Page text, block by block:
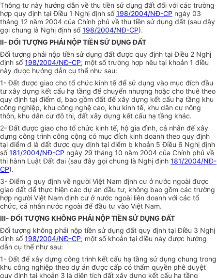
Thông tư này hướng dẫn về thu tiền sử dụng đất đối với các trường
hợp quy định tại Điều 1 Nghị định số198/2004/NĐ-CP ngày 03
tháng 12 năm 2004 của Chính phủ về thu tiền sử dụng đất (sau đây
gọi chung là Nghị định số198/2004/NĐ-CP).
II- ĐỐI TƯỢNG PHẢI NỘP TIỀN SỬ DỤNG ĐẤT
Đối tượng phải nộp tiền sử dụng đất được quy định tại Điều 2 Nghị
định số198/2004/NĐ-CP; một số trường hợp nêu tại khoản 1 điều
này được hướng dẫn cụ thể như sau:
1- Đất được giao cho tổ chức kinh tế để sử dụng vào mục đích đầu
tư xây dựng kết cấu hạ tầng để chuyển nhượng hoặc cho thuê theo
quy định tại điểm d, bao gồm đất để xây dựng kết cấu hạ tầng khu
công nghiệp, khu công nghệ cao, khu kinh tế, khu dân cư nông
thôn, khu dân cư đô thị, đất xây dựng kết cấu hạ tầng khác.
2- Đất được giao cho tổ chức kinh tế, hộ gia đình, cá nhân để xây
dựng công trình công cộng có mục đích kinh doanh theo quy định
tại điểm đ là đất được quy định tại điểm b khoản 5 Điều 6 Nghị định
số181/2004/NĐ-CP ngày 29 tháng 10 năm 2004 của Chính phủ về
thi hành Luật Đất đai (sau đây gọi chung là Nghị định 181/2004/NĐ-
CP).
3- Điểm g quy định về người Việt Nam định cư ở nước ngoài được
giao đất để thực hiện các dự án đầu tư, không bao gồm các trường
hợp người Việt Nam định cư ở nước ngoài liên doanh với các tổ
chức, cá nhân nước ngoài để đầu tư vào Việt Nam.
III- ĐỐI TƯỢNG KHÔNG PHẢI NỘP TIỀN SỬ DỤNG ĐẤT
Đối tượng không phải nộp tiền sử dụng đất quy định tại Điều 3 Nghị
định số198/2004/NĐ-CP; một số khoản tại điều này được hướng
dẫn cụ thể như sau:
1- Đất để xây dựng công trình kết cấu hạ tầng sử dụng chung trong
khu công nghiệp theo dự án được cấp có thẩm quyền phê duyệt
quy định tại khoản 3 là diện tích đất xây dựng kết cấu hạ tầng